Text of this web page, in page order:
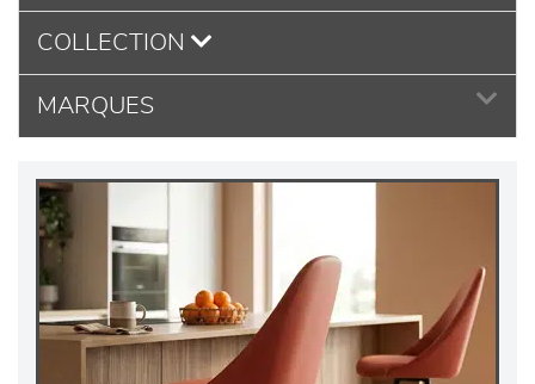
décoration
COLLECTION
MARQUES